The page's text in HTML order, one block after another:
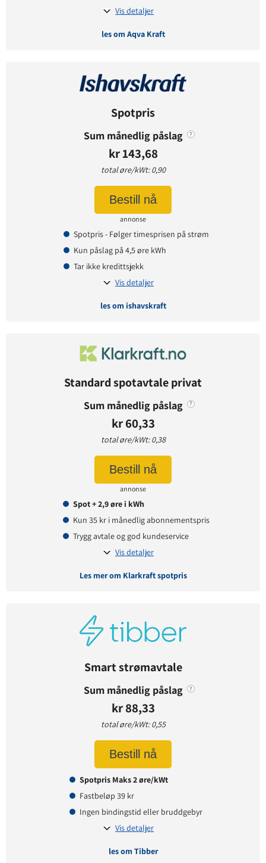
Vis detaljer
les om Aqva Kraft
Timespot
Tilbud gyldig for: nye kunder
e-post
0 kr
Pris på papirfaktura: 9,90 kr
Spotpris
Spotpris - Følger timesprisen på strøm
Kun påslag på 4,5 øre kWh
Tar ikke kredittsjekk
Vis detaljer
Sum månedlig påslag ?
kr 143,68
total øre/kWt: 0,90
Bestill nå
annonse
les om ishavskraft
Avtaledetaljer
Timespot
Prisgaranti:1 måneder
Tilbud gyldig for: nye og eksisterende kunder
e-post
Standard spotavtale privat
Spot + 2,9 øre i kWh
Kun 35 kr i månedlig abonnementspris
Trygg avtale og god kundeservice
Vis detaljer
Sum månedlig påslag ?
kr 60,33
total øre/kWt: 0,38
Bestill nå
annonse
Les mer om Klarkraft spotpris
Timespot
1 måneder
etterskudd
Prisendring varsles på: e-post
Prisinformasjon
1,90 øre per kWt
Månedspris:35 kr
Pris på papirfaktura:0 kr
Smart strømavtale
Spotpris Maks 2 øre/kWt
Fastbeløp 39 kr
Ingen bindingstid eller bruddgebyr
Vis detaljer
Sum månedlig påslag ?
kr 88,33
total øre/kWt: 0,55
Bestill nå
les om Tibber